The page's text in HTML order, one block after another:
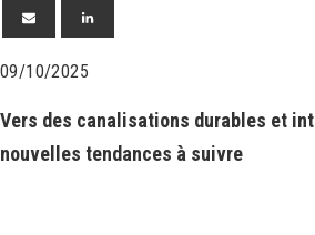
09/10/2025
Vers des canalisations durables et
nouvelles tendances à suivre